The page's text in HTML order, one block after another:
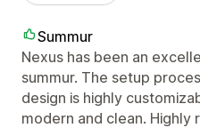
Summur
Nexus has been an
summur. The setup
design is highly
modern and clean.